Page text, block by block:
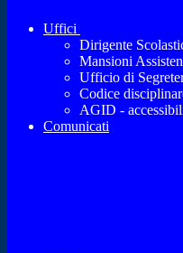
Uffici
Dirigente
Mansioni
Ufficio di
Codice
AGID -
Comunicati